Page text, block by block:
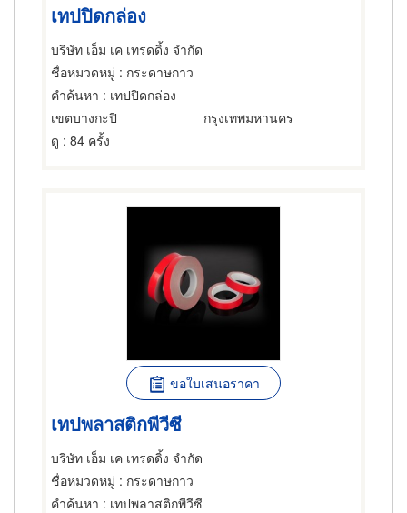
เทปปิดกล่อง
บริษัท เอ็ม เค เทรดดิ้ง จำกัด
ชื่อหมวดหมู่ : กระดาษกาว
คำค้นหา : เทปปิดกล่อง
เขตบางกะปิ
กรุงเทพมหานคร
ดู : 84 ครั้ง
ขอใบเสนอราคา
เทปพลาสติกพีวีซี
บริษัท เอ็ม เค เทรดดิ้ง จำกัด
ชื่อหมวดหมู่ : กระดาษกาว
คำค้นหา : เทปพลาสติกพีวีซี